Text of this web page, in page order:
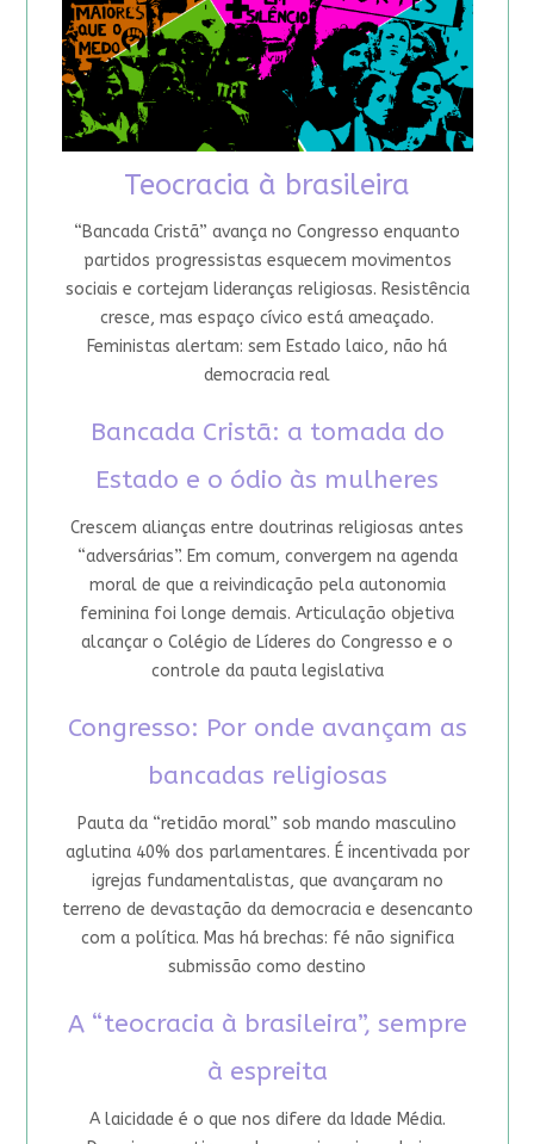
Teocracia à brasileira
“Bancada Cristã” avança no Congresso enquanto
partidos progressistas esquecem movimentos
sociais e cortejam lideranças religiosas. Resistência
cresce, mas espaço cívico está ameaçado.
Feministas alertam: sem Estado laico, não há
democracia real
Bancada Cristã: a tomada do
Estado e o ódio às mulheres
Crescem alianças entre doutrinas religiosas antes
“adversárias”. Em comum, convergem na agenda
moral de que a reivindicação pela autonomia
feminina foi longe demais. Articulação objetiva
alcançar o Colégio de Líderes do Congresso e o
controle da pauta legislativa
Congresso: Por onde avançam as
bancadas religiosas
Pauta da “retidão moral” sob mando masculino
aglutina 40% dos parlamentares. É incentivada por
igrejas fundamentalistas, que avançaram no
terreno de devastação da democracia e desencanto
com a política. Mas há brechas: fé não significa
submissão como destino
A “teocracia à brasileira”, sempre
à espreita
A laicidade é o que nos difere da Idade Média.